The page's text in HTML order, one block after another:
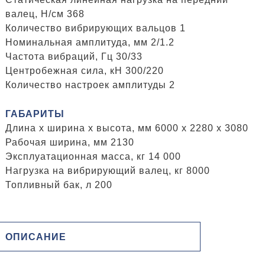
валец, H/см 368
Количество вибрирующих вальцов 1
Номинальная амплитуда, мм 2/1.2
Частота вибраций, Гц 30/33
Центробежная сила, кН 300/220
Количество настроек амплитуды 2
ГАБАРИТЫ
Длина x ширина x высота, мм 6000 x 2280 x 3080
Рабочая ширина, мм 2130
Эксплуатационная масса, кг 14 000
Нагрузка на вибрирующий валец, кг 8000
Топливный бак, л 200
ОПИСАНИЕ